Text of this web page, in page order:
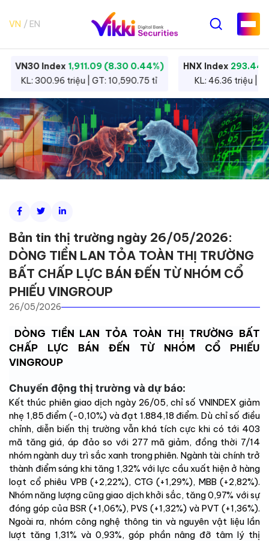
VN EN
VN30 Index 1,911.09 (8.30 0.44%)
KL: 300.96 triệu | GT: 10,590.75 tỉ
HNX Index 293.44
KL: 46.36 triệu |
Bản tin thị trường ngày 26/05/2026:
DÒNG TIỀN LAN TỎA TOÀN THỊ TRƯỜNG
BẤT CHẤP LỰC BÁN ĐẾN TỪ NHÓM CỔ
PHIẾU VINGROUP
26/05/2026
DÒNG TIỀN LAN TỎA TOÀN THỊ TRƯỜNG BẤT
CHẤP LỰC BÁN ĐẾN TỪ NHÓM CỔ PHIẾU
VINGROUP
Chuyển động thị trường và dự báo:
Kết thúc phiên giao dịch ngày 26/05, chỉ số VNINDEX giảm
nhẹ 1,85 điểm (-0,10%) và đạt 1.884,18 điểm. Dù chỉ số điều
chỉnh, diễn biến thị trường vẫn khá tích cực khi có tới 403
mã tăng giá, áp đảo so với 277 mã giảm, đồng thời 7/14
nhóm ngành duy trì sắc xanh trong phiên. Ngành tài chính trở
thành điểm sáng khi tăng 1,32% với lực cầu xuất hiện ở hàng
loạt cổ phiêu VPB (+2,22%), CTG (+1,29%), MBB (+2,82%).
Nhóm năng lượng cũng giao dịch khởi sắc, tăng 0,97% với sự
đóng góp của BSR (+1,06%), PVS (+1,32%) và PVT (+1,36%).
Ngoài ra, nhóm công nghệ thông tin và nguyên vật liệu lần
lượt tăng 1,31% và 0,93%, góp phần nâng đỡ tâm lý thị